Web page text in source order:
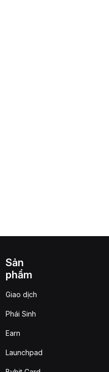
Sản
phẩm
Giao dịch
Phái Sinh
Earn
Launchpad